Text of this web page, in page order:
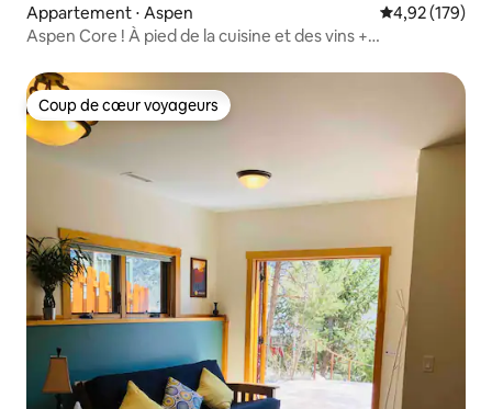
Appartement ⋅ Aspen Évaluation
4,92 (179)
Aspen Core ! À pied de la cuisine et des vins +
Coup de cœur voyageurs
Coup de cœur voyageurs